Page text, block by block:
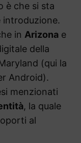
è che si sta
introduzione.
in Arizona e
della
(qui la
Android).
menzionati
, la quale
al